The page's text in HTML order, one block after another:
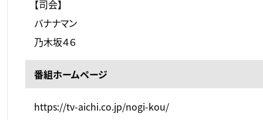
【司会】
バナナマン
乃木坂４６
番組ホームページ
https://tv-aichi.co.jp/nogi-kou/